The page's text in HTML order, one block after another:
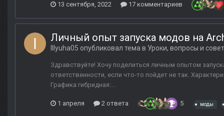
13 сентября, 2022 17 комментариев
Личный опыт запуска модов на
Illyuha05 опубликовал тема в Уроки, вопросы и
Здравствуйте! Хочу поделиться личным опытом
ответственности, если что-то пойдет не так.
Графика гибридная:...
1 апреля 2 ответа 5 моды